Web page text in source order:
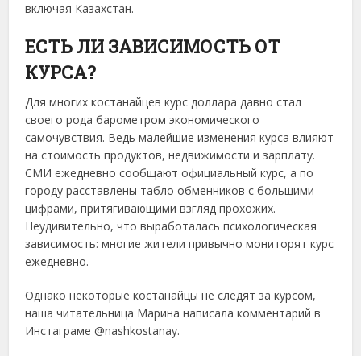
включая Казахстан.
ЕСТЬ ЛИ ЗАВИСИМОСТЬ ОТ
КУРСА?
Для многих костанайцев курс доллара давно стал
своего рода барометром экономического
самочувствия. Ведь малейшие изменения курса влияют
на стоимость продуктов, недвижимости и зарплату.
СМИ ежедневно сообщают официальный курс, а по
городу расставлены табло обменников с большими
цифрами, притягивающими взгляд прохожих.
Неудивительно, что выработалась психологическая
зависимость: многие жители привычно мониторят курс
ежедневно.
Однако некоторые костанайцы не следят за курсом,
наша читательница Марина написала комментарий в
Инстаграме @nashkostanay.